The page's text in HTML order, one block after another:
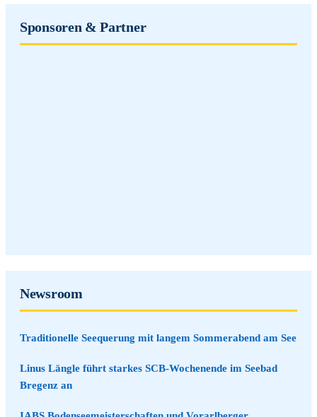
Sponsoren & Partner
Newsroom
Traditionelle Seequerung mit langem Sommerabend am See
Linus Längle führt starkes SCB-Wochenende im Seebad
Bregenz an